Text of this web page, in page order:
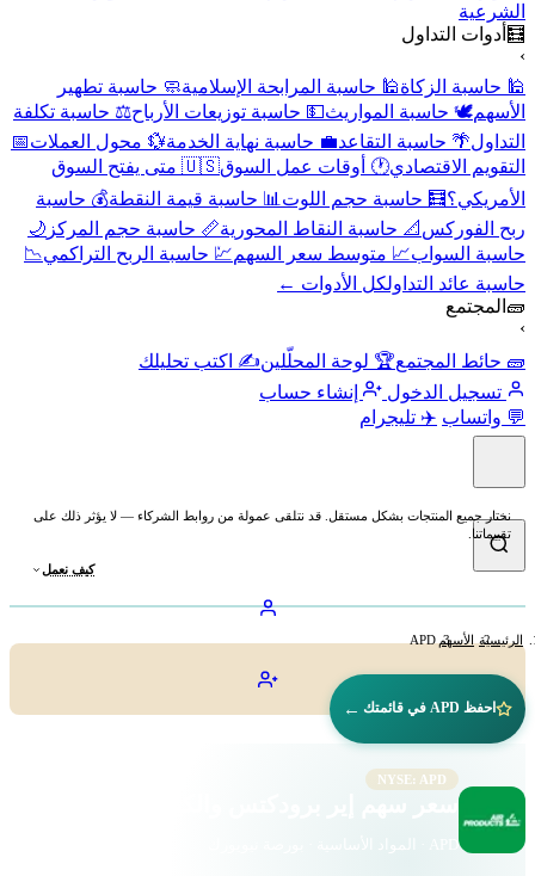
الشرعية
🧮أدوات التداول
🕌 حاسبة الزكاة🕌 حاسبة المرابحة الإسلامية🧼 حاسبة تطهير
الأسهم🕊️ حاسبة المواريث💵 حاسبة توزيعات الأرباح⚖️ حاسبة تكلفة
التداول 🌴 حاسبة التقاعد💼 حاسبة نهاية الخدمة💱 محول العملات📅
التقويم الاقتصادي🕐 أوقات عمل السوق
🇺🇸 متى يفتح السوق
الأمريكي؟🧮 حاسبة حجم اللوت📊 حاسبة قيمة النقطة💰 حاسبة
ربح الفوركس 📐 حاسبة النقاط المحورية📏 حاسبة حجم المركز 🌙
حاسبة السواب📈 متوسط سعر السهم💹 حاسبة الربح التراكمي 📉
حاسبة عائد التداولكل الأدوات ←
🧱المجتمع
🧱 حائط المجتمع🏆 لوحة المحلّلين✍️ اكتب تحليلك
تسجيل الدخول
إنشاء حساب
💬 واتساب ✈️ تليجرام
نختار جميع المنتجات بشكل مستقل. قد نتلقى عمولة من روابط الشركاء — لا يؤثر ذلك على
تقييماتنا.
كيف نعمل
الرئيسية الأسهم APD
احفظ APD في قائمتك ←
NYSE: APD
سعر سهم إير برودكتس والكيميكالز (APD)
APD · المواد الأساسية · بورصة نيويورك